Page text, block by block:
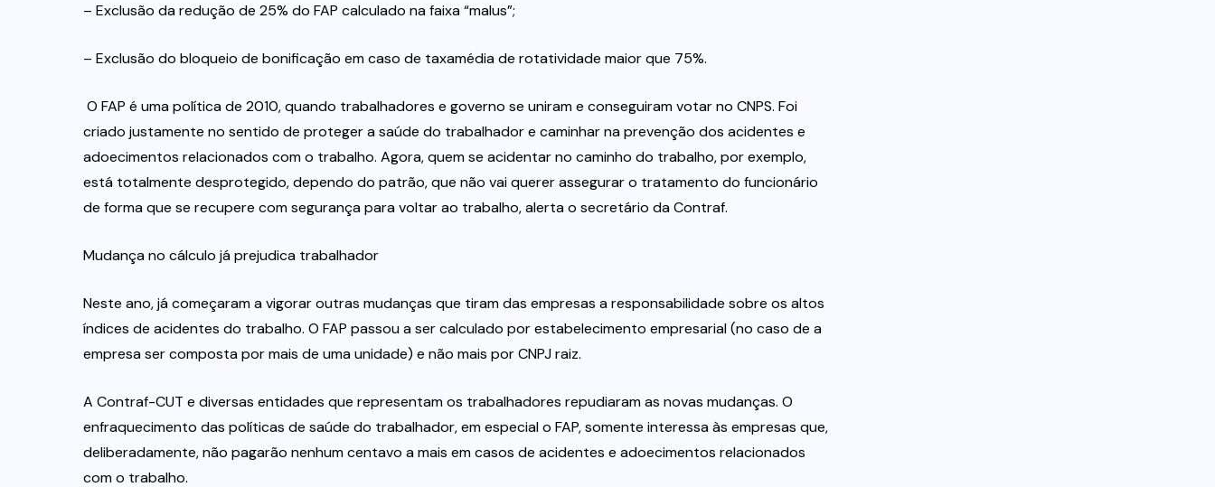
– Exclusão da redução de 25% do FAP calculado na faixa “malus”;
– Exclusão do bloqueio de bonificação em caso de taxamédia de rotatividade maior que 75%.
 O FAP é uma política de 2010, quando trabalhadores e governo se uniram e conseguiram votar no CNPS. Foi
criado justamente no sentido de proteger a saúde do trabalhador e caminhar na prevenção dos acidentes e
adoecimentos relacionados com o trabalho. Agora, quem se acidentar no caminho do trabalho, por exemplo,
está totalmente desprotegido, dependo do patrão, que não vai querer assegurar o tratamento do funcionário
de forma que se recupere com segurança para voltar ao trabalho, alerta o secretário da Contraf.
Mudança no cálculo já prejudica trabalhador
Neste ano, já começaram a vigorar outras mudanças que tiram das empresas a responsabilidade sobre os altos
índices de acidentes do trabalho. O FAP passou a ser calculado por estabelecimento empresarial (no caso de a
empresa ser composta por mais de uma unidade) e não mais por CNPJ raiz.
A Contraf-CUT e diversas entidades que representam os trabalhadores repudiaram as novas mudanças. O
enfraquecimento das políticas de saúde do trabalhador, em especial o FAP, somente interessa às empresas que,
deliberadamente, não pagarão nenhum centavo a mais em casos de acidentes e adoecimentos relacionados
com o trabalho.